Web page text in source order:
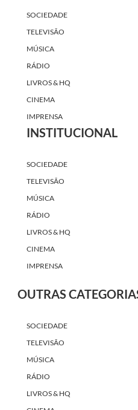
SOCIEDADE
TELEVISÃO
MÚSICA
RÁDIO
LIVROS & HQ
CINEMA
IMPRENSA
INSTITUCIONAL
SOCIEDADE
TELEVISÃO
MÚSICA
RÁDIO
LIVROS & HQ
CINEMA
IMPRENSA
OUTRAS
SOCIEDADE
TELEVISÃO
MÚSICA
RÁDIO
LIVROS & HQ